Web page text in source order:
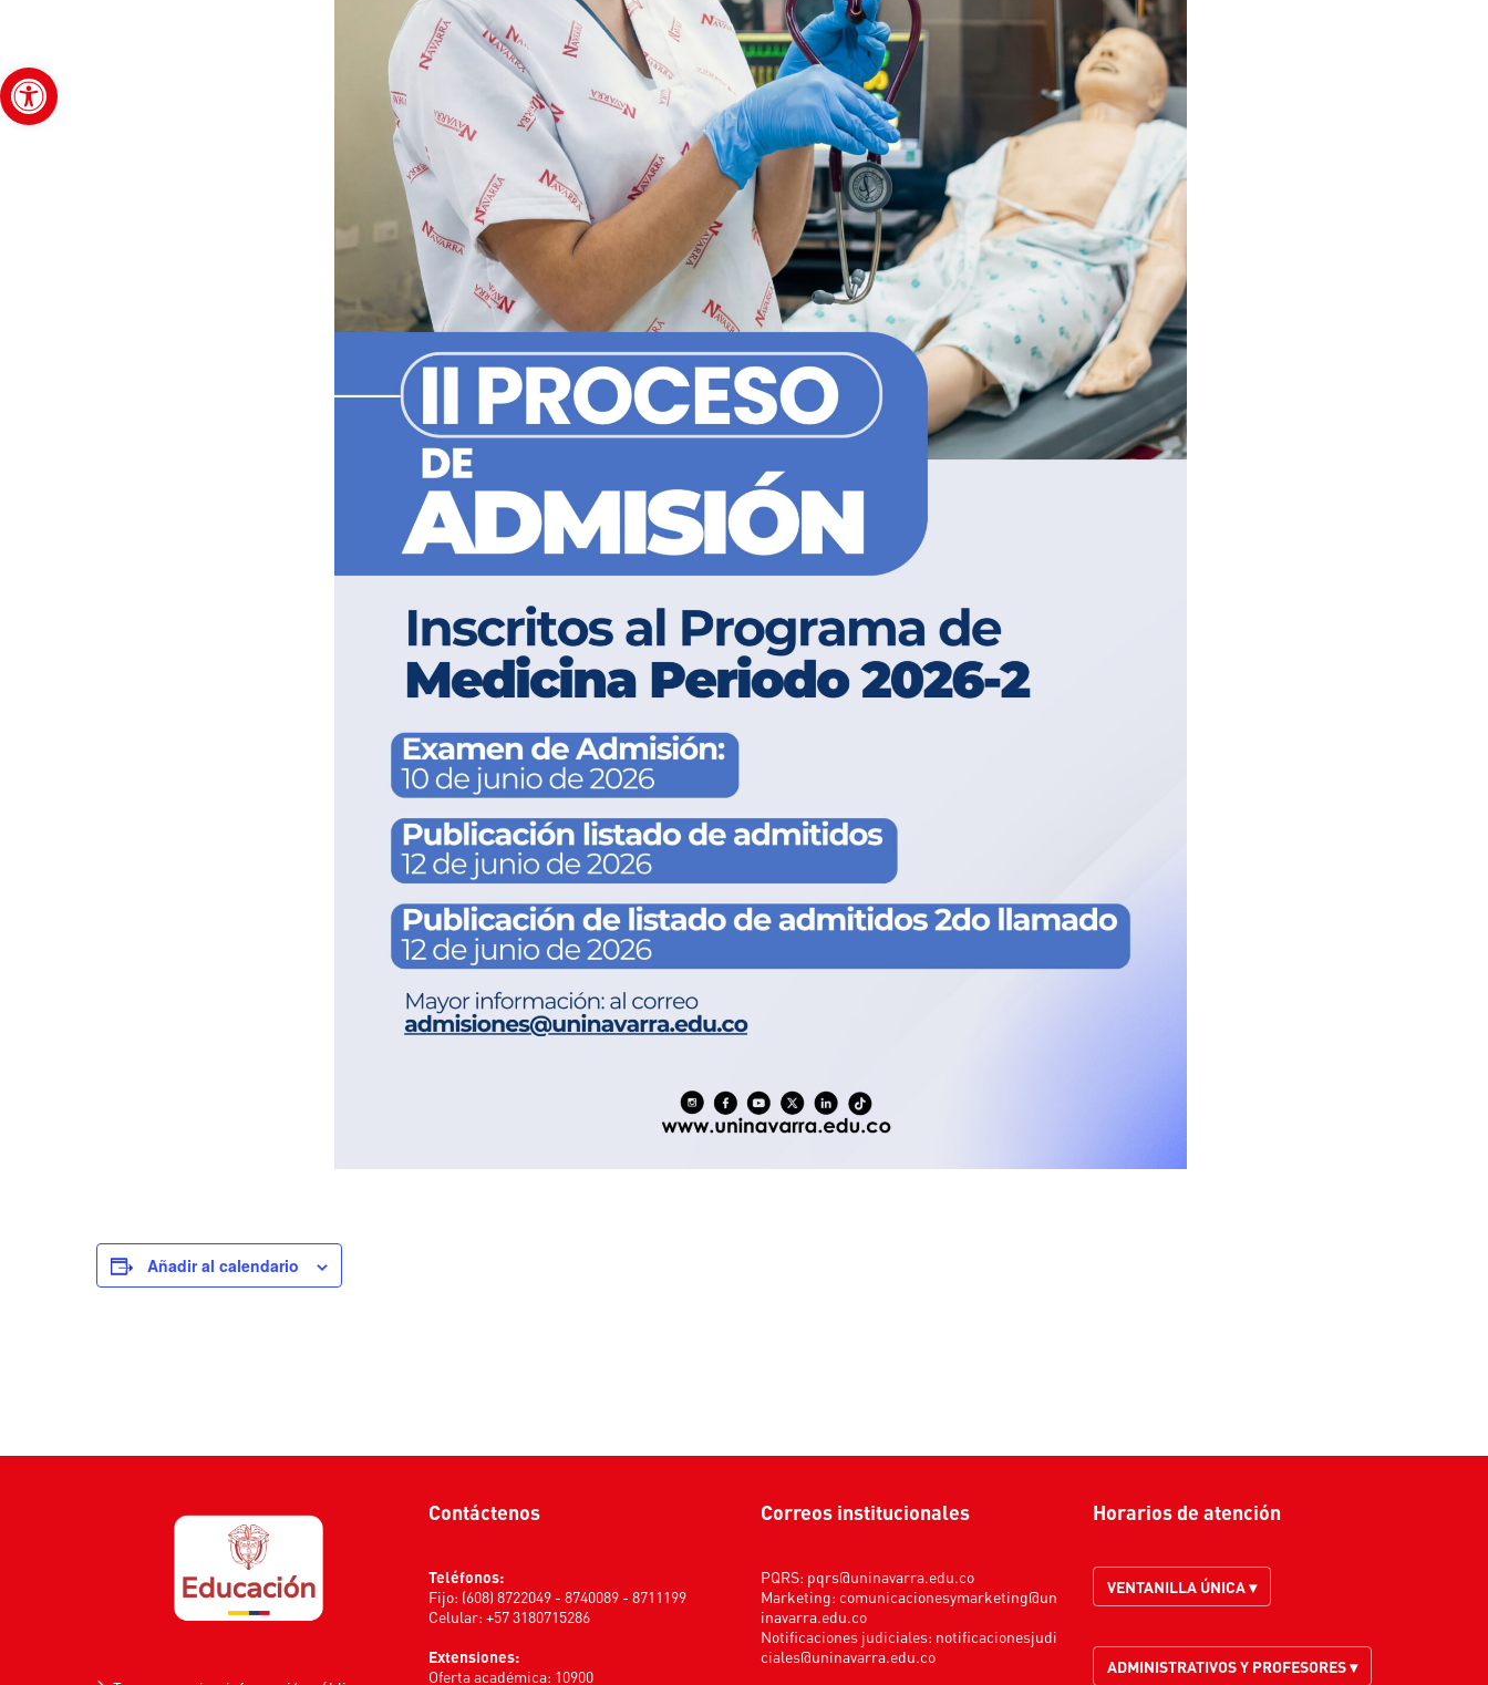
Abrir barra de herramientas
Añadir al calendario
Contáctenos
Teléfonos:
Fijo: (608) 8722049 - 8740089 - 8711199
Celular: +57 3180715286
Extensiones:
Oferta académica: 10900
Correos institucionales
PQRS: pqrs@uninavarra.edu.co
Marketing: comunicacionesymarketing@un
inavarra.edu.co
Notificaciones judiciales: notificacionesjudi
ciales@uninavarra.edu.co
Horarios de atención
VENTANILLA ÚNICA ▾
ADMINISTRATIVOS Y PROFESORES ▾